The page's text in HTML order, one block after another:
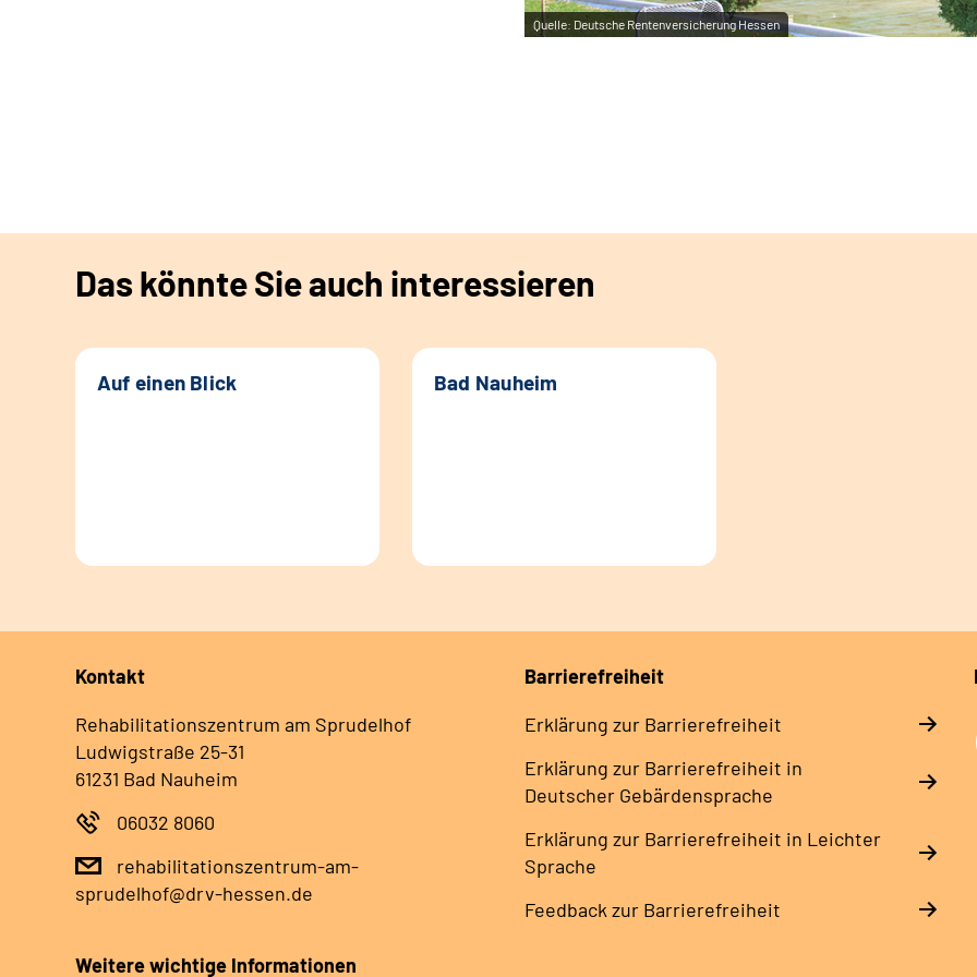
Quelle: Deutsche Rentenversicherung Hessen
Das könnte Sie auch interessieren
Auf einen Blick Bad Nauheim
Kontakt
Rehabilitationszentrum am Sprudelhof
Ludwigstraße 25-31
61231 Bad Nauheim
06032 8060
rehabilitationszentrum-am-
sprudelhof@drv-hessen.de
Barrierefreiheit
Erklärung zur Barrierefreiheit
Erklärung zur Barrierefreiheit in
Deutscher Gebärdensprache
Erklärung zur Barrierefreiheit in Leichter
Sprache
Feedback zur Barrierefreiheit
Weitere wichtige Informationen